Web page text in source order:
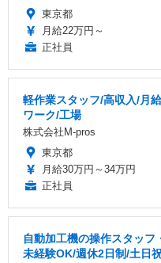
東京都
月給22万円～
正社員
軽作業スタッフ/高収入/月
ワーク/工場
株式会社M-pros
東京都
月給30万円～34万円
正社員
自動加工機の操作スタッ
未経験OK/週休2日制/土日